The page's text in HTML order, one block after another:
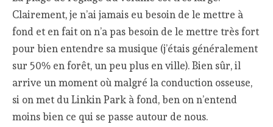
Clairement, je n’ai jamais eu besoin de le mettre à
fond et en fait on n’a pas besoin de le mettre très fort
pour bien entendre sa musique (j’étais généralement
sur 50% en forêt, un peu plus en ville). Bien sûr, il
arrive un moment où malgré la conduction osseuse,
si on met du Linkin Park à fond, ben on n’entend
moins bien ce qui se passe autour de nous.